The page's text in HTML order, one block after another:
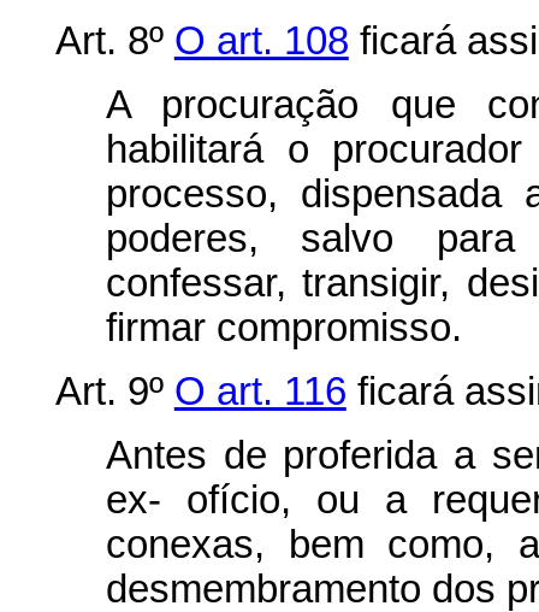
Art. 8º O art. 108 ficará
A procuração que
habilitará o
processo, dispensada
poderes, salvo
confessar, transigir,
firmar compromisso.
Art. 9º O art. 116 ficará
Antes de proferida a
ex- ofício, ou a
conexas, bem como,
desmembramento dos